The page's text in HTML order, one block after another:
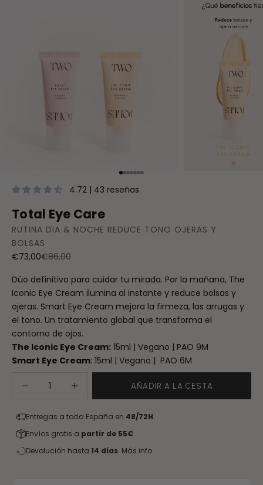
Ir al artículo 1
Ir al artículo 2
Ir al artículo 3
Ir al artículo 4
Ir al artículo 5
Ir al artículo 6
Ir al artículo 7
4.72 | 43 reseñas
Total Eye Care
RUTINA DIA & NOCHE REDUCE TONO OJERAS Y
BOLSAS
Precio de oferta
€73,00Precio normal
€86,00
Dúo definitivo para cuidar tu mirada. Por la mañana, The
Iconic Eye Cream ilumina al instante y reduce bolsas y
ojeras. Smart Eye Cream mejora la firmeza, las arrugas y
el tono. Un tratamiento global que transforma el
contorno de ojos.
The Iconic Eye Cream: 15ml | Vegano | PAO 9M
Smart Eye Cream: 15ml | Vegano | PAO 6M
Aumentar cantidad
AÑADIR A LA CESTA
Entregas a toda España en 48/72H
Envíos gratis a partir de 55€
Devolución hasta 14 días. Más info.